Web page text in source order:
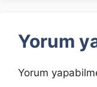
Yorum
Yorum